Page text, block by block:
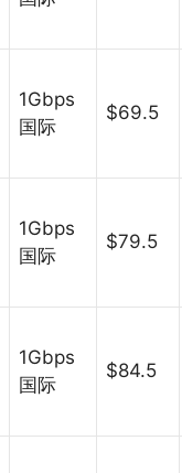
1Gbps
国际
$69.5
1Gbps
国际
$79.5
1Gbps
国际
$84.5